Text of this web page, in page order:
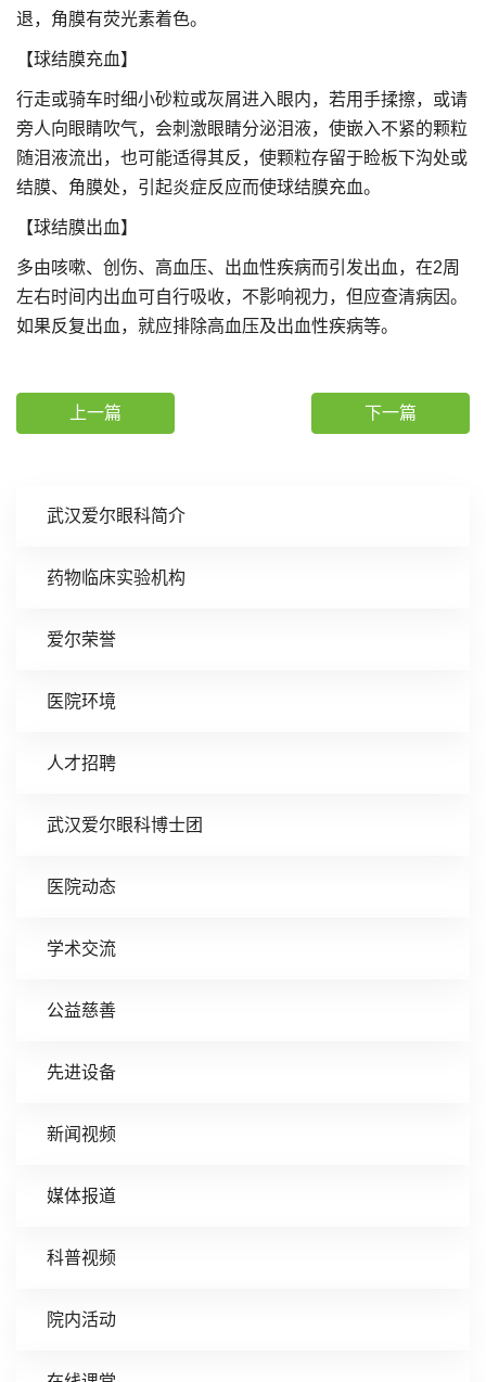
武汉爱尔眼科简介
药物临床实验机构
爱尔荣誉
医院环境
人才招聘
武汉爱尔眼科博士团
医院动态
学术交流
公益慈善
先进设备
新闻视频
媒体报道
科普视频
院内活动
退，角膜有荧光素着色。
【球结膜充血】
行走或骑车时细小砂粒或灰屑进入眼内，若用手揉擦，或请
旁人向眼睛吹气，会刺激眼睛分泌泪液，使嵌入不紧的颗粒
随泪液流出，也可能适得其反，使颗粒存留于睑板下沟处或
结膜、角膜处，引起炎症反应而使球结膜充血。
【球结膜出血】
多由咳嗽、创伤、高血压、出血性疾病而引发出血，在2周
左右时间内出血可自行吸收，不影响视力，但应查清病因。
如果反复出血，就应排除高血压及出血性疾病等。
上一篇 下一篇